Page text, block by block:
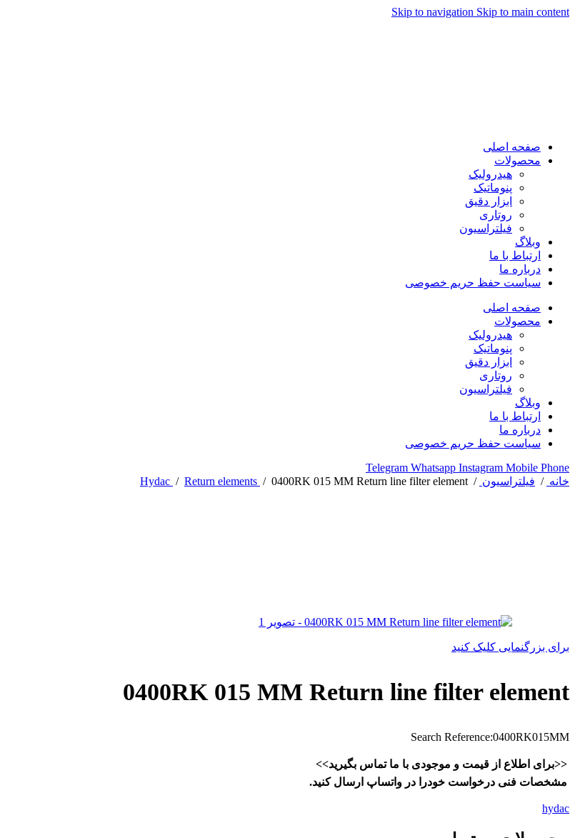
Skip to navigation Skip to main content
صفحه اصلی
محصولات
هیدرولیک
پنوماتیک
ابزار دقیق
روتاری
فیلتراسیون
وبلاگ
ارتباط با ما
درباره ما
سیاست حفظ حریم خصوصی
صفحه اصلی
محصولات
هیدرولیک
پنوماتیک
ابزار دقیق
روتاری
فیلتراسیون
وبلاگ
ارتباط با ما
درباره ما
سیاست حفظ حریم خصوصی
Telegram Whatsapp Instagram Mobile Phone
خانه / فیلتراسیون /
Hydac / Return elements / 0400RK 015 MM Return line filter element
برای بزرگنمایی کلیک کنید
0400RK 015 MM Return line filter element
Search Reference:0400RK015MM
<<برای اطلاع از قیمت و موجودی با ما تماس بگیرید>>
مشخصات فنی درخواست خودرا در واتساپ ارسال کنید.
hydac